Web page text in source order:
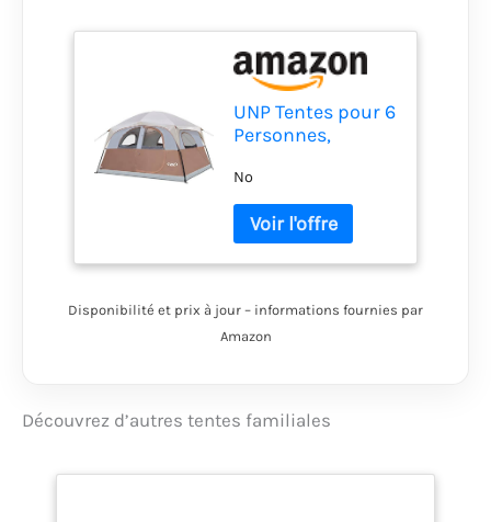
UNP Tentes pour 6
Personnes,
Coupe-Vent,
Installation
Facile, Tente de
Camping
familiale Double
2 m (H)
No
Disponibilité et prix à jour – informations fournies par
Amazon
Découvrez d’autres tentes familiales